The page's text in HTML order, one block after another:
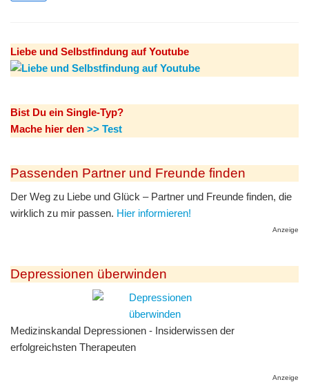
Liebe und Selbstfindung auf Youtube
Bist Du ein Single-Typ?
Mache hier den >> Test
Passenden Partner und Freunde finden
Der Weg zu Liebe und Glück – Partner und Freunde finden, die
wirklich zu mir passen. Hier informieren!
Anzeige
Depressionen überwinden
Medizinskandal Depressionen - Insiderwissen der
erfolgreichsten Therapeuten
Anzeige